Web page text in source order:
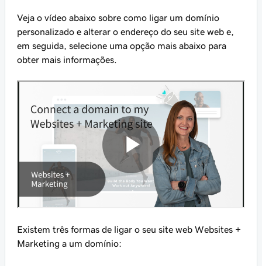
Veja o vídeo abaixo sobre como ligar um domínio
personalizado e alterar o endereço do seu site web e,
em seguida, selecione uma opção mais abaixo para
obter mais informações.
Existem três formas de ligar o seu site web Websites +
Marketing a um domínio: